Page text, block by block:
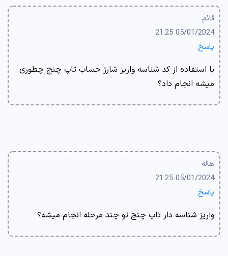
قائم
05/01/2024 21:25
پاسخ
با استفاده از کد شناسه واریز شارژ حساب تاپ چنج چطوری
میشه انجام داد؟
هاله
05/01/2024 21:25
پاسخ
واریز شناسه دار تاپ چنج تو چند مرحله انجام میشه؟